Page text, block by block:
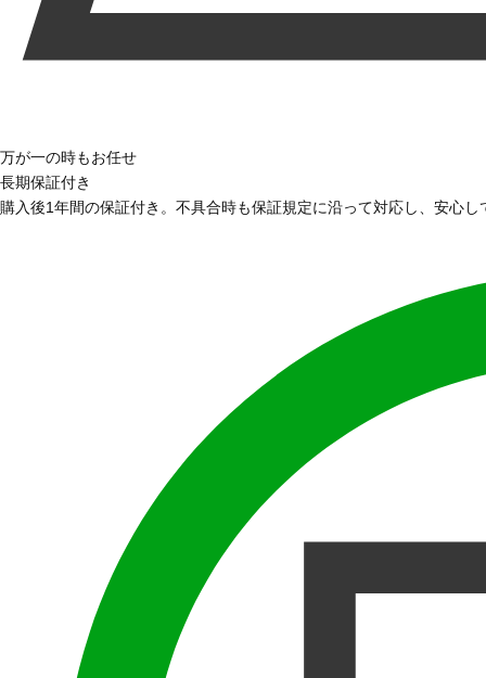
万が一の時もお任せ
長期保証付き
購入後1年間の保証付き。不具合時も保証規定に沿って対応し、安心